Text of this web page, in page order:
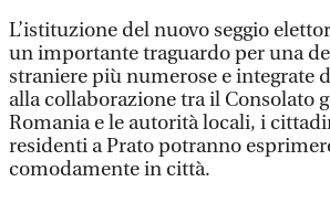
L’istituzione del nuovo seggio
un importante traguardo per una
straniere più numerose e integrate
alla collaborazione tra il Consolato
Romania e le autorità locali, i
residenti a Prato potranno
comodamente in città.